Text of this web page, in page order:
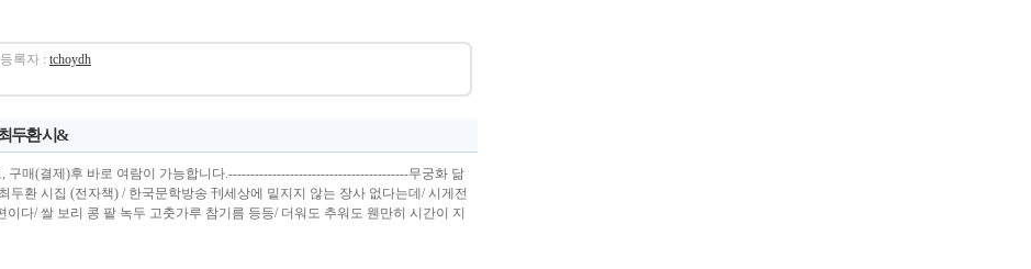
록자 : tchoydh
두환 시&
구매(결제)후 바로 여람이 가능합니다.-----------------------------------------무궁화 닮
두환 시집 (전자책) / 한국문학방송 刊세상에 밑지지 않는 장사 없다는데/ 시게전
이다/ 쌀 보리 콩 팥 녹두 고춧가루 참기름 등등/ 더워도 추워도 웬만히 시간이 지